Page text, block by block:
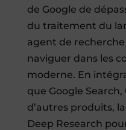
de Google de
du traitement du
agent de
naviguer dans les
moderne. En
que Google
d’autres produits,
Deep Research